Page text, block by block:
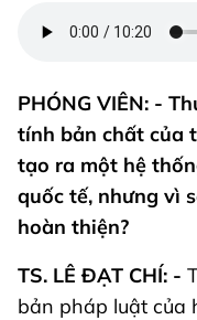
PHÓNG VIÊN: -
tính bản chất của
tạo ra một hệ
quốc tế, nhưng vì
hoàn thiện?
TS. LÊ ĐẠT CHÍ: -
bản pháp luật của